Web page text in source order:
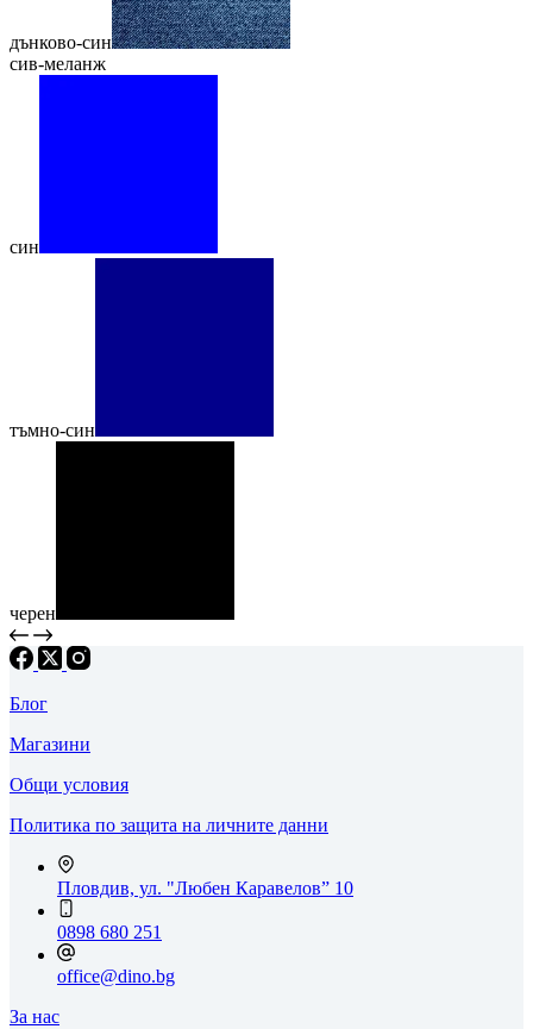
дънково-син
сив-меланж
син
тъмно-син
черен
Блог
Магазини
Общи условия
Политика по защита на личните данни
Пловдив, ул. "Любен Каравелов” 10
0898 680 251
office@dino.bg
За нас